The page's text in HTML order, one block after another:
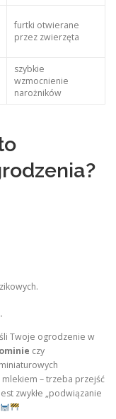
furtki otwierane
przez zwierzęta
szybkie
wzmocnienie
narożników
Twoje ogrodzenie w
czy
– trzeba przejść
zwykłe „podwiązanie